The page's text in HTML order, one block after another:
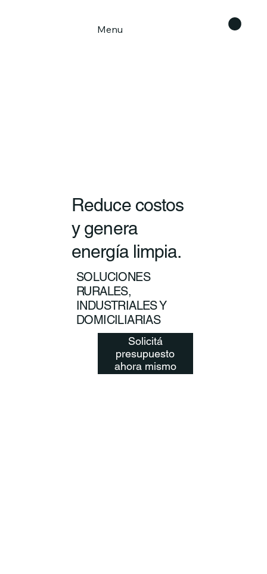
Menu
Reduce costos
y genera
energía limpia.
SOLUCIONES
RURALES,
INDUSTRIALES Y
DOMICILIARIAS
Solicitá
presupuesto
ahora mismo